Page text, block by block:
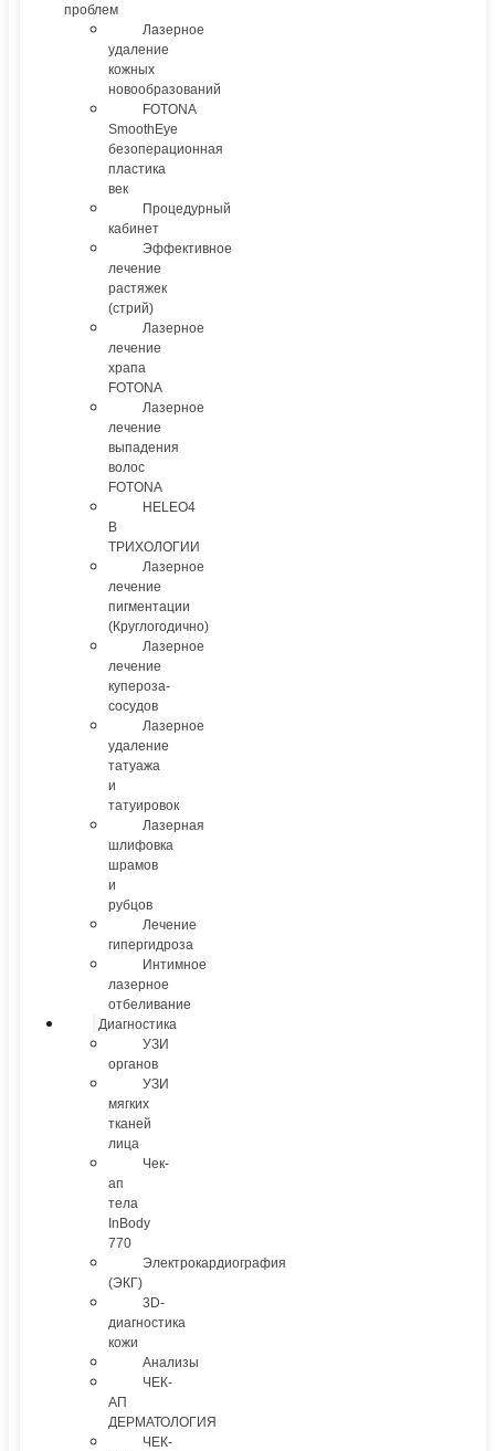
проблем
Лазерное
удаление
кожных
новообразований
FOTONA
SmoothEye
безоперационная
пластика
век
Процедурный
кабинет
Эффективное
лечение
растяжек
(стрий)
Лазерное
лечение
храпа
FOTONA
Лазерное
лечение
выпадения
волос
FOTONA
HELEO4
В
ТРИХОЛОГИИ
Лазерное
лечение
пигментации
(Круглогодично)
Лазерное
лечение
купероза-
сосудов
Лазерное
удаление
татуажа
и
татуировок
Лазерная
шлифовка
шрамов
и
рубцов
Лечение
гипергидроза
Интимное
лазерное
отбеливание
Диагностика
УЗИ
органов
УЗИ
мягких
тканей
лица
Чек-
ап
тела
InBody
770
Электрокардиография
(ЭКГ)
3D-
диагностика
кожи
Анализы
ЧЕК-
АП
ДЕРМАТОЛОГИЯ
ЧЕК-